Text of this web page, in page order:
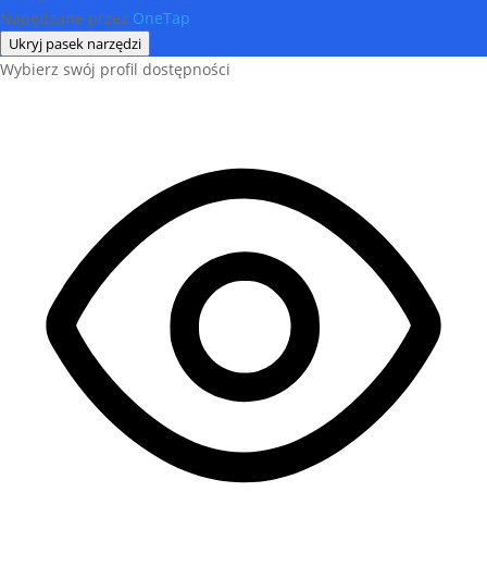
Napędzane przez OneTap
Ukryj pasek narzędzi
Wybierz swój profil dostępności